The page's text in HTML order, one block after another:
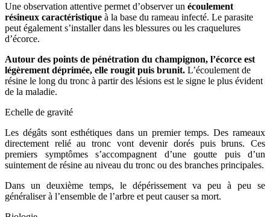
Une observation attentive permet d’observer un écoulement
résineux caractéristique à la base du rameau infecté. Le parasite
peut également s’installer dans les blessures ou les craquelures
d’écorce.
Autour des points de pénétration du champignon, l’écorce est
légèrement déprimée, elle rougit puis brunit. L’écoulement de
résine le long du tronc à partir des lésions est le signe le plus évident
de la maladie.
Echelle de gravité
Les dégâts sont esthétiques dans un premier temps. Des rameaux
directement relié au tronc vont devenir dorés puis bruns. Ces
premiers symptômes s’accompagnent d’une goutte puis d’un
suintement de résine au niveau du tronc ou des branches principales.
Dans un deuxième temps, le dépérissement va peu à peu se
généraliser à l’ensemble de l’arbre et peut causer sa mort.